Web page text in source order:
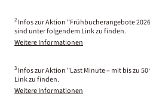
2 Infos zur Aktion "Frühbucherangebote
sind unter folgendem Link zu finden.
Weitere Informationen
3 Infos zur Aktion "Last Minute – mit bis zu
Link zu finden.
Weitere Informationen